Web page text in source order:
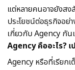
แต่หลายคนอาจยังสง
ประโยชน์ต่อธุรกิจอย่
เกี่ยวกับ Agency กัน
Agency คืออะไร?
Agency หรือที่เรียก